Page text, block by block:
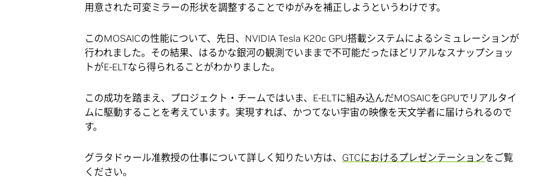
用意された可変ミラーの形状を調整することでゆがみを補正しようというわけです。
このMOSAICの性能について、先日、NVIDIA Tesla K20c GPU搭載システムによるシミュレーションが
行われました。その結果、はるかな銀河の観測でいままで不可能だったほどリアルなスナップショッ
トがE-ELTなら得られることがわかりました。
この成功を踏まえ、プロジェクト・チームではいま、E-ELTに組み込んだMOSAICをGPUでリアルタイ
ムに駆動することを考えています。実現すれば、かつてない宇宙の映像を天文学者に届けられるので
す。
グラタドゥール准教授の仕事について詳しく知りたい方は、 GTCにおけるプレゼンテーションをご覧
ください。